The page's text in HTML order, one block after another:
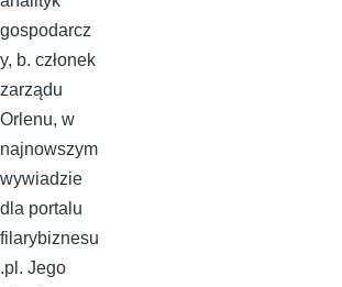
gospodarcz
y, b. członek
zarządu
Orlenu, w
najnowszym
wywiadzie
dla portalu
filarybiznesu
.pl. Jego